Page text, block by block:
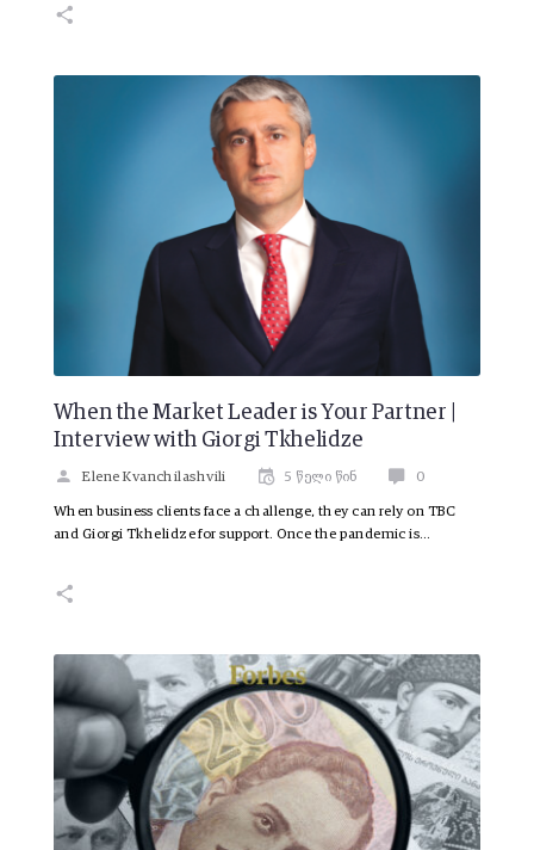
When the Market Leader is Your Partner |
Interview with Giorgi Tkhelidze
Elene Kvanchilashvili 5 წელი წინ 0
When business clients face a challenge, they can rely on TBC
and Giorgi Tkhelidze for support. Once the pandemic is…